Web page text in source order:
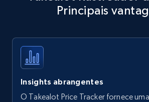
Title, Seller name, Brand,
35.2K+
Principais
Insights abrangentes
O Takealot Price Tracker fornece